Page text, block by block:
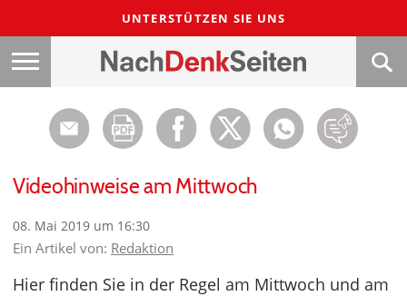
UNTERSTÜTZEN SIE UNS
Videohinweise am Mittwoch
08. Mai 2019 um 16:30
Ein Artikel von: Redaktion
Hier finden Sie in der Regel am Mittwoch und am